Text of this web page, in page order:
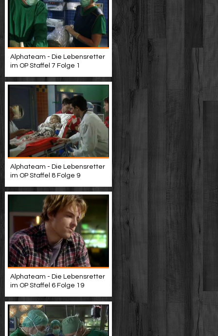
Alphateam - Die Lebensretter
im OP Staffel 7 Folge 1
Alphateam - Die Lebensretter
im OP Staffel 8 Folge 9
Alphateam - Die Lebensretter
im OP Staffel 6 Folge 19